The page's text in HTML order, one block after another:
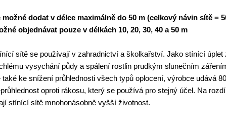
možné dodat v délce maximálně do 50 m (celkový návin sítě =
objednávat pouze v délkách 10, 20, 30, 40 a 50 m
sítě se používají v zahradnictví a školkařství. Jako stínící úplet
vysychání půdy a spálení rostlin prudkým slunečním
také ke snížení průhlednosti všech typů oplocení, výrobce udává
oproti rákosu, který se používá pro stejný účel. Na
stínící sítě mnohonásobně vyšší životnost.